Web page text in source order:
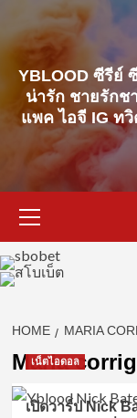
to
content
YBLOOD ซีรีย์
น่ารัก ชายรักช
แพค ไอจี IG ท
Menu
HOME MARIA
Maria
เน็ตไอดอล
เปิดวาร์ป Nick